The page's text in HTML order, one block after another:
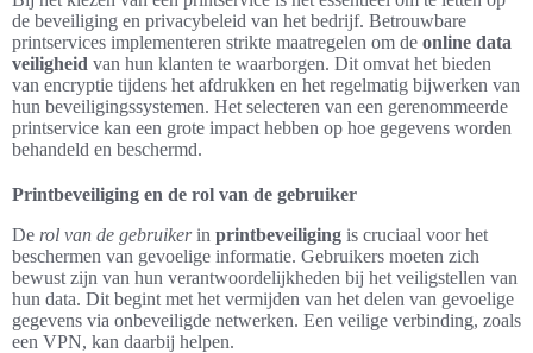
de beveiliging en privacybeleid van het bedrijf. Betrouwbare
printservices implementeren strikte maatregelen om de online data
veiligheid van hun klanten te waarborgen. Dit omvat het bieden
van encryptie tijdens het afdrukken en het regelmatig bijwerken van
hun beveiligingssystemen. Het selecteren van een gerenommeerde
printservice kan een grote impact hebben op hoe gegevens worden
behandeld en beschermd.
Printbeveiliging en de rol van de gebruiker
De rol van de gebruikerin printbeveiliging is cruciaal voor het
beschermen van gevoelige informatie. Gebruikers moeten zich
bewust zijn van hun verantwoordelijkheden bij het veiligstellen van
hun data. Dit begint met het vermijden van het delen van gevoelige
gegevens via onbeveiligde netwerken. Een veilige verbinding, zoals
een VPN, kan daarbij helpen.